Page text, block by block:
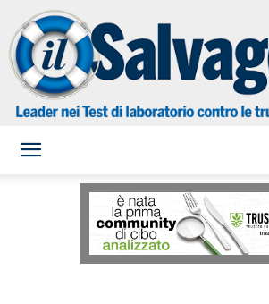
Salvagente